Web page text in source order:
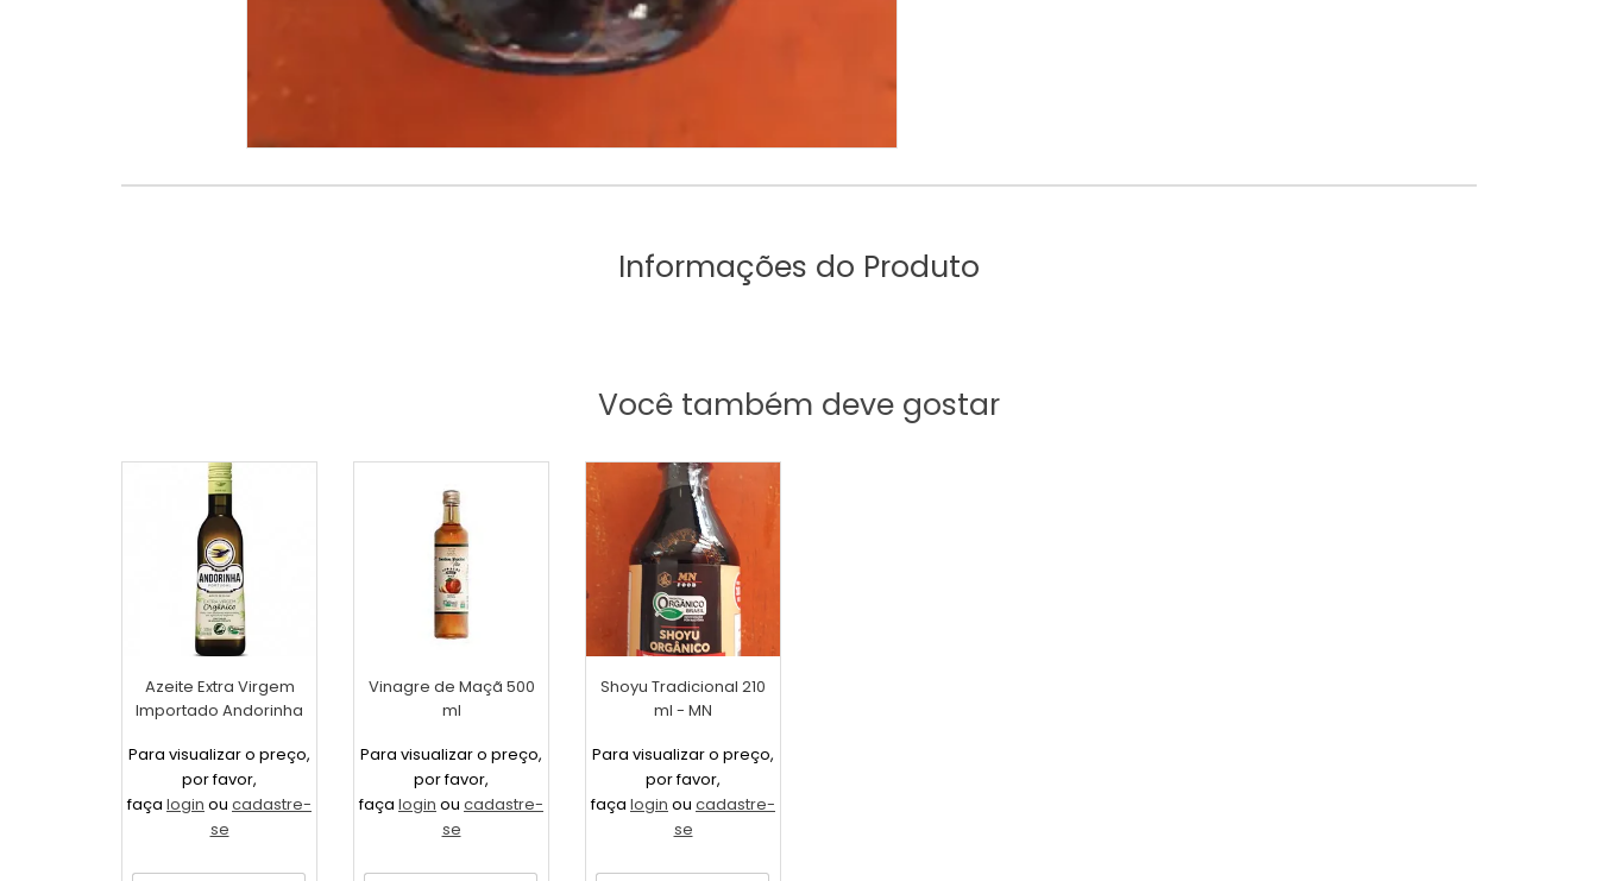
Informações do Produto
Você também deve gostar
Azeite Extra Virgem
Importado Andorinha
Para visualizar o preço,
por favor,
faça login ou cadastre-
se
Vinagre de Maçã 500
ml
Para visualizar o preço,
por favor,
faça login ou cadastre-
se
Shoyu Tradicional 210
ml - MN
Para visualizar o preço,
por favor,
faça login ou cadastre-
se